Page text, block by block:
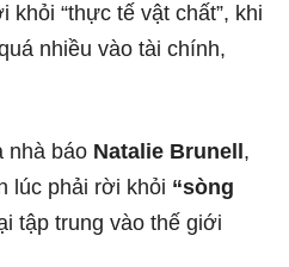
khỏi “thực tế vật chất”, khi
nhiều vào tài chính,
nhà báo Natalie Brunell ,
lúc phải rời khỏi “sòng
tập trung vào thế giới